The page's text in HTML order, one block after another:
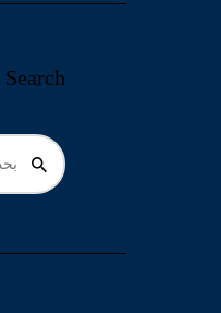
Search
البحث
عن: